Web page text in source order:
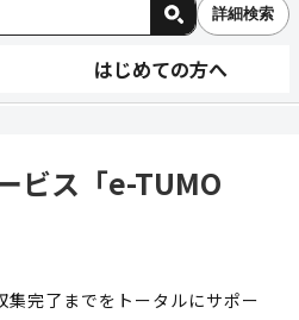
詳細検索
はじめての方へ
ビス「e-TUMO
完了までをトータルにサポー